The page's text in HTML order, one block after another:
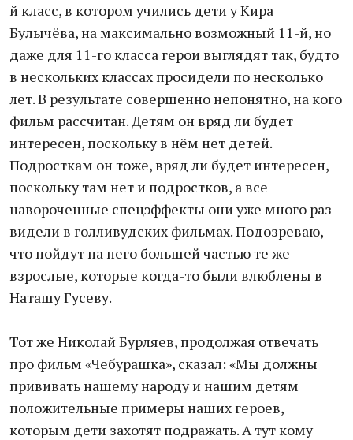
й класс, в котором учились дети у Кира
Булычёва, на максимально возможный 11-й, но
даже для 11-го класса герои выглядят так, будто
в нескольких классах просидели по несколько
лет. В результате совершенно непонятно, на кого
фильм рассчитан. Детям он вряд ли будет
интересен, поскольку в нём нет детей.
Подросткам он тоже, вряд ли будет интересен,
поскольку там нет и подростков, а все
навороченные спецэффекты они уже много раз
видели в голливудских фильмах. Подозреваю,
что пойдут на него большей частью те же
взрослые, которые когда-то были влюблены в
Наташу Гусеву.
Тот же Николай Бурляев, продолжая отвечать
про фильм «Чебурашка», сказал: «Мы должны
прививать нашему народу и нашим детям
положительные примеры наших героев,
которым дети захотят подражать. А тут кому